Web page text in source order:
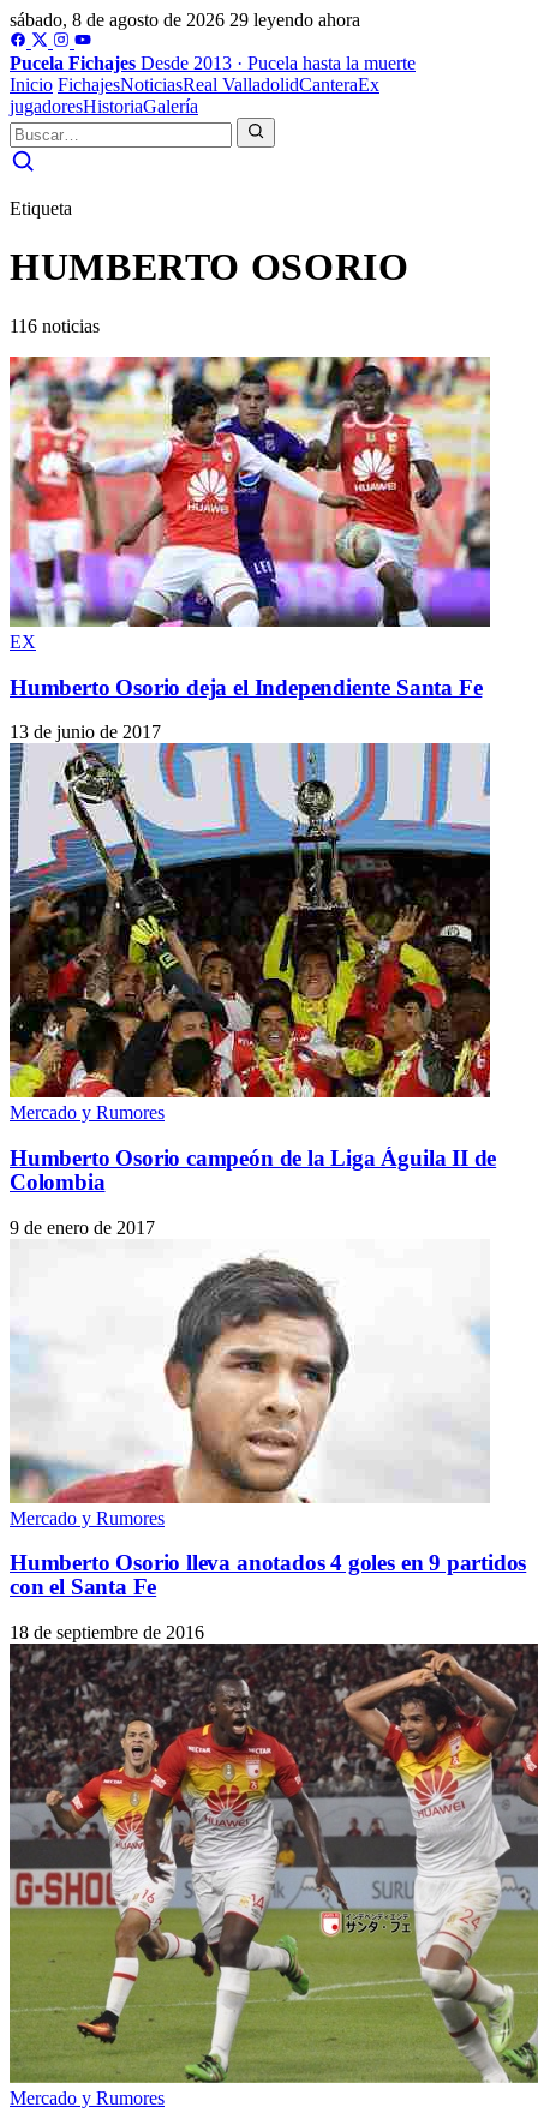
sábado, 8 de agosto de 2026 29 leyendo ahora
Pucela Fichajes Desde 2013 · Pucela hasta la muerte
Inicio FichajesNoticiasReal ValladolidCanteraEx
jugadoresHistoriaGalería
Etiqueta
HUMBERTO OSORIO
116 noticias
EX
Humberto Osorio deja el Independiente Santa Fe
13 de junio de 2017
Mercado y Rumores
Humberto Osorio campeón de la Liga Águila II de
Colombia
9 de enero de 2017
Mercado y Rumores
Humberto Osorio lleva anotados 4 goles en 9 partidos
con el Santa Fe
18 de septiembre de 2016
Mercado y Rumores